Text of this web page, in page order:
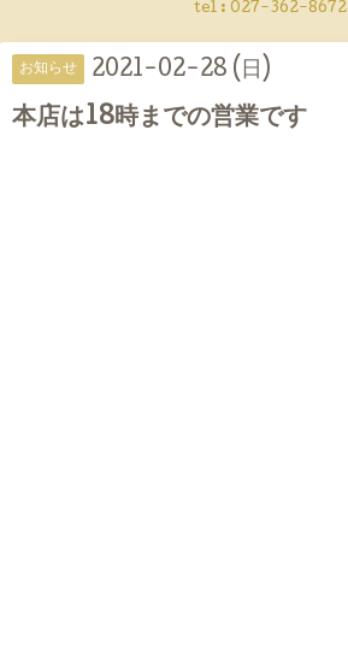
tel : 027-362-8672
お知らせ 2021-02-28 (日)
本店は18時までの営業です